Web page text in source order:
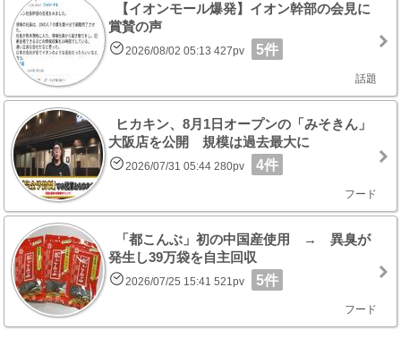
【イオンモール爆発】イオン幹部の会見に
賞賛の声
2026/08/02 05:13 427pv 5件
話題
ヒカキン、8月1日オープンの「みそきん」
大阪店を公開 規模は過去最大に
2026/07/31 05:44 280pv 4件
フード
「都こんぶ」初の中国産使用 → 異臭が
発生し39万袋を自主回収
2026/07/25 15:41 521pv 5件
フード